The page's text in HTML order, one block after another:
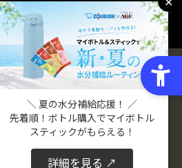
い会社概要ご利用規約会員規約
ーツダイレクト
＼ 夏の水分補給応援！ ／
先着順！ボトル購入でマイボトル
スティックがもらえる！
詳細を見る ↗